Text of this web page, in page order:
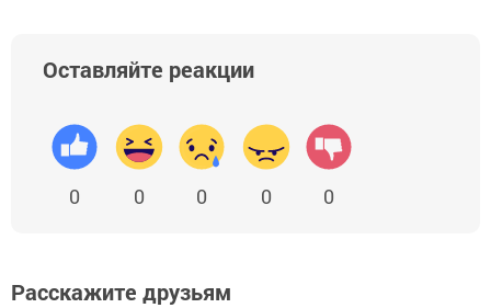
Оставляйте реакции
0 0 0 0 0
Расскажите друзьям